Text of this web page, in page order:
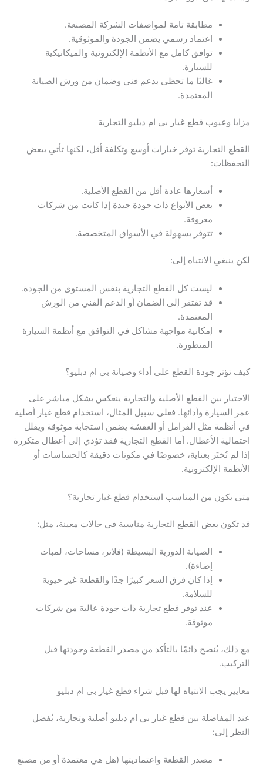
مطابقة تامة لمواصفات الشركة المصنعة.
اعتماد رسمي يضمن الجودة والموثوقية.
توافق كامل مع الأنظمة الإلكترونية والميكانيكية
للسيارة.
غالبًا ما تحظى بدعم فني وضمان من ورش الصيانة
المعتمدة.
مزايا وعيوب قطع غيار بي ام دبليو التجارية
القطع التجارية توفر خيارات أوسع وتكلفة أقل، لكنها تأتي ببعض
التحفظات:
أسعارها عادة أقل من القطع الأصلية.
بعض الأنواع ذات جودة جيدة إذا كانت من شركات
معروفة.
تتوفر بسهولة في الأسواق المتخصصة.
لكن ينبغي الانتباه إلى:
ليست كل القطع التجارية بنفس المستوى من الجودة.
قد تفتقر إلى الضمان أو الدعم الفني من الورش
المعتمدة.
إمكانية مواجهة مشاكل في التوافق مع أنظمة السيارة
المتطورة.
كيف تؤثر جودة القطع على أداء وصيانة بي ام دبليو؟
الاختيار بين القطع الأصلية والتجارية ينعكس بشكل مباشر على
عمر السيارة وأدائها. فعلى سبيل المثال، استخدام قطع غيار أصلية
في أنظمة مثل الفرامل أو العفشة يضمن استجابة موثوقة ويقلل
احتمالية الأعطال. أما القطع التجارية فقد تؤدي إلى أعطال متكررة
إذا لم تُختَر بعناية، خصوصًا في مكونات دقيقة كالحساسات أو
الأنظمة الإلكترونية.
متى يكون من المناسب استخدام قطع غيار تجارية؟
قد تكون بعض القطع التجارية مناسبة في حالات معينة، مثل:
الصيانة الدورية البسيطة (فلاتر، مساحات، لمبات
إضاءة).
إذا كان فرق السعر كبيرًا جدًا والقطعة غير حيوية
للسلامة.
عند توفر قطع تجارية ذات جودة عالية من شركات
موثوقة.
مع ذلك، يُنصح دائمًا بالتأكد من مصدر القطعة وجودتها قبل
التركيب.
معايير يجب الانتباه لها قبل شراء قطع غيار بي ام دبليو
عند المفاضلة بين قطع غيار بي ام دبليو أصلية وتجارية، يُفضل
النظر إلى:
مصدر القطعة واعتماديتها (هل هي معتمدة أو من مصنع